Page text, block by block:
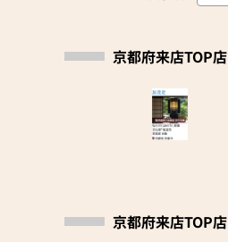
京都府来店TOP店
京都府来店TOP店